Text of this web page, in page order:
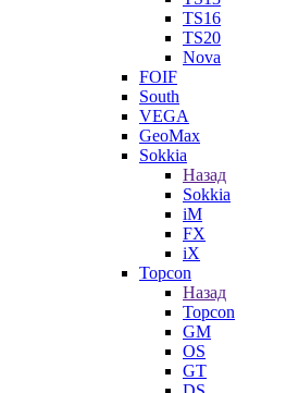
TS16
TS20
Nova
FOIF
South
VEGA
GeoMax
Sokkia
Назад
Sokkia
iM
FX
iX
Topcon
Назад
Topcon
GM
OS
GT